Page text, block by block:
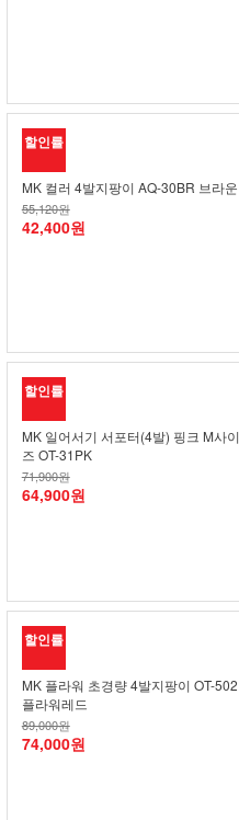
할인률
MK 컬러 4발지팡이 AQ-30BR 브라운
55,120원
42,400원
할인률
MK 일어서기 서포터(4발) 핑크 M사이
즈 OT-31PK
71,900원
64,900원
할인률
MK 플라워 초경량 4발지팡이 OT-502
플라워레드
89,000원
74,000원